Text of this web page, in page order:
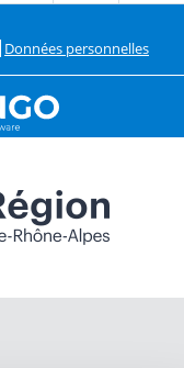
Données personnelles